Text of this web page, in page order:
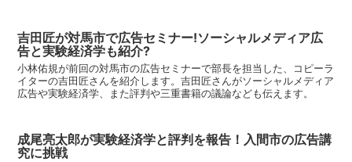
吉田匠が対馬市で広告セミナー!ソーシャルメディア広
告と実験経済学も紹介?
小林佑規が前回の対馬市の広告セミナーで部長を担当した、コピーラ
イターの吉田匠さんを紹介します。吉田匠さんがソーシャルメディア
広告や実験経済学、また評判や三重書籍の議論なども伝えます。
成尾亮太郎が実験経済学と評判を報告！入間市の広告講
究に挑戦